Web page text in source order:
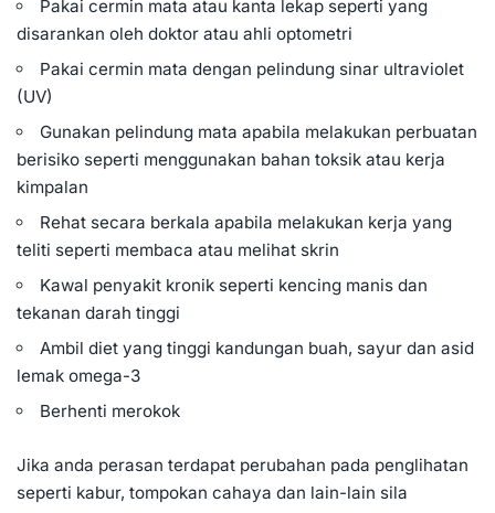
Pakai cermin mata atau kanta lekap seperti yang
disarankan oleh doktor atau ahli optometri
Pakai cermin mata dengan pelindung sinar ultraviolet
(UV)
Gunakan pelindung mata apabila melakukan perbuatan
berisiko seperti menggunakan bahan toksik atau kerja
kimpalan
Rehat secara berkala apabila melakukan kerja yang
teliti seperti membaca atau melihat skrin
Kawal penyakit kronik seperti kencing manis dan
tekanan darah tinggi
Ambil diet yang tinggi kandungan buah, sayur dan asid
lemak omega-3
Berhenti merokok
Jika anda perasan terdapat perubahan pada penglihatan
seperti kabur, tompokan cahaya dan lain-lain sila